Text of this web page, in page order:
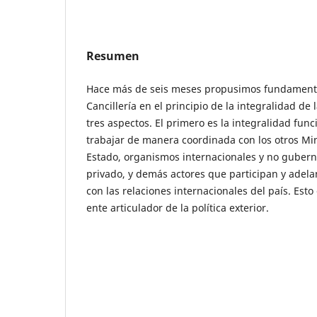
Resumen
Hace más de seis meses propusimos
Cancillería en el principio de la integralidad de
tres aspectos. El primero es la integralidad
trabajar de manera coordinada con los otros
Estado, organismos internacionales y no
privado, y demás actores que participan y
con las relaciones internacionales del país.
ente articulador de la política exterior.